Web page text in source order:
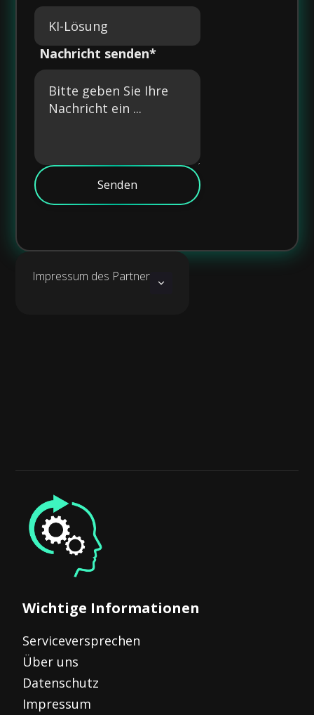
Nachricht senden*
Impressum des Partner
Wichtige Informationen
Serviceversprechen
Über uns
Datenschutz
Impressum